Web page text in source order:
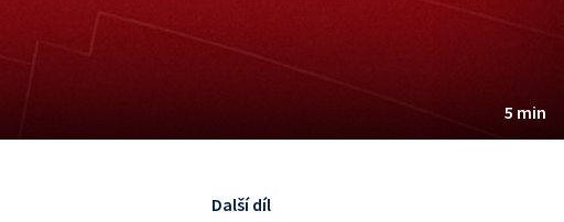
5 min
Další díl